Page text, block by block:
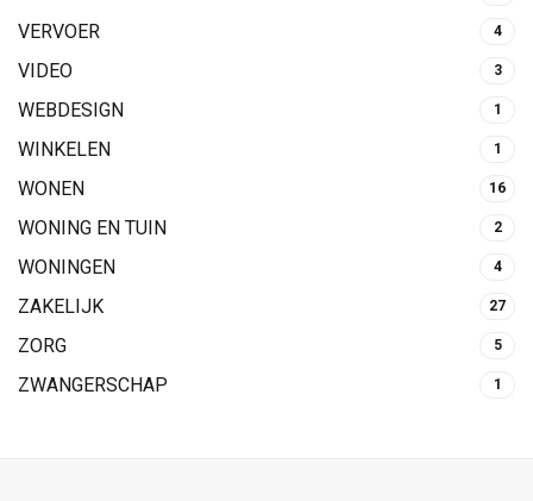
VERVOER 4
VIDEO 3
WEBDESIGN 1
WINKELEN 1
WONEN 16
WONING EN TUIN 2
WONINGEN 4
ZAKELIJK 27
ZORG 5
ZWANGERSCHAP 1